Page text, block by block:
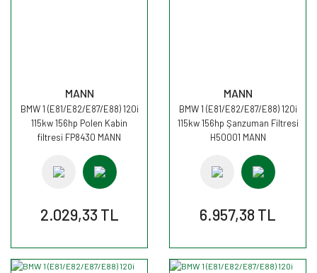
MANN
BMW 1 (E81/E82/E87/E88) 120i
115kw 156hp Polen Kabin
filtresi FP8430 MANN
2.029,33 TL
MANN
BMW 1 (E81/E82/E87/E88) 120i
115kw 156hp Şanzuman Filtresi
H50001 MANN
6.957,38 TL